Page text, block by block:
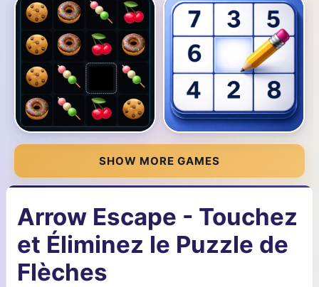
SHOW MORE GAMES
Arrow Escape - Touchez
et Éliminez le Puzzle de
Flèches